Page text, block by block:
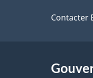
d
r
Contacter